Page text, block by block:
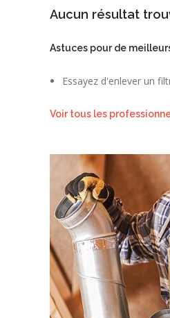
Aucun résultat
Astuces pour de
Essayez d'enlever un
Voir tous les